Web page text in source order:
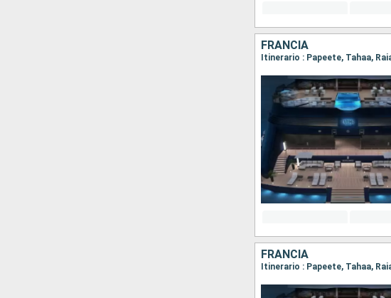
FRANCIA
Itinerario : Papeete, Tahaa,
FRANCIA
Itinerario : Papeete, Tahaa,